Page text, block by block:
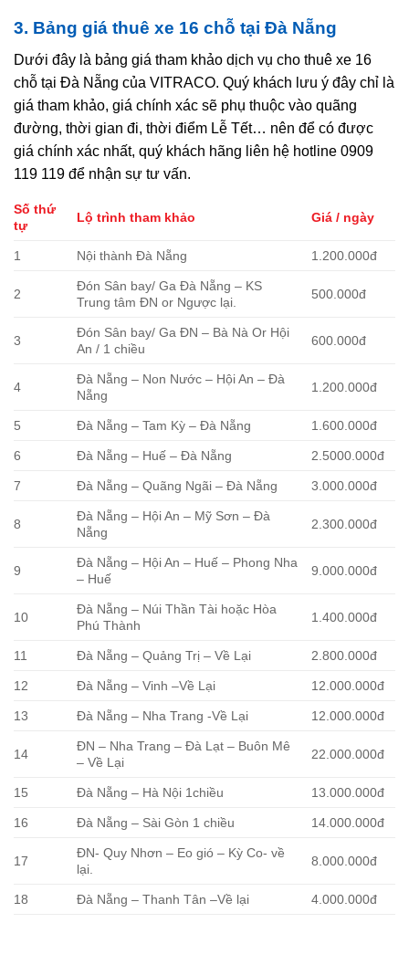
3. Bảng giá thuê xe 16 chỗ tại Đà Nẵng
Dưới đây là bảng giá tham khảo dịch vụ cho thuê xe 16
chỗ tại Đà Nẵng của VITRACO. Quý khách lưu ý đây chỉ là
giá tham khảo, giá chính xác sẽ phụ thuộc vào quãng
đường, thời gian đi, thời điểm Lễ Tết… nên để có được
giá chính xác nhất, quý khách hãng liên hệ hotline 0909
119 119 để nhận sự tư vấn.
Số thứ
tự
Lộ trình tham khảo Giá / ngày
1 Nội thành Đà Nẵng 1.200.000đ
2
Đón Sân bay/ Ga Đà Nẵng – KS
Trung tâm ĐN or Ngược lại.
500.000đ
3
Đón Sân bay/ Ga ĐN – Bà Nà Or Hội
An / 1 chiều
600.000đ
4
Đà Nẵng – Non Nước – Hội An – Đà
Nẵng
1.200.000đ
5 Đà Nẵng – Tam Kỳ – Đà Nẵng 1.600.000đ
6 Đà Nẵng – Huế – Đà Nẵng 2.5000.000đ
7 Đà Nẵng – Quãng Ngãi – Đà Nẵng 3.000.000đ
8
Đà Nẵng – Hội An – Mỹ Sơn – Đà
Nẵng
2.300.000đ
9
Đà Nẵng – Hội An – Huế – Phong Nha
– Huế
9.000.000đ
10
Đà Nẵng – Núi Thần Tài hoặc Hòa
Phú Thành
1.400.000đ
11 Đà Nẵng – Quảng Trị – Về Lại 2.800.000đ
12 Đà Nẵng – Vinh –Về Lại 12.000.000đ
13 Đà Nẵng – Nha Trang -Về Lại 12.000.000đ
14
ĐN – Nha Trang – Đà Lạt – Buôn Mê
– Về Lại
22.000.000đ
15 Đà Nẵng – Hà Nội 1chiều 13.000.000đ
16 Đà Nẵng – Sài Gòn 1 chiều 14.000.000đ
17
ĐN- Quy Nhơn – Eo gió – Kỳ Co- về
lại.
8.000.000đ
18 Đà Nẵng – Thanh Tân –Về lại 4.000.000đ